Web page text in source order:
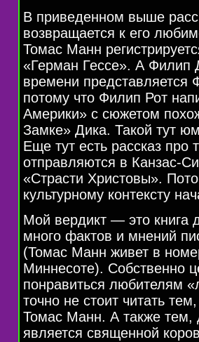
В приведенном выше
возвращается к его
Томас Манн
«Герман Гессе». А Филип
времени представляется
потому что Филип Рот
Америки» c cюжетом
Замке» Дика. Такой тут
Еще тут есть рассказ про
отправляются в Канзас-
«Cтрасти Христовы».
культурному контексту
Мой вердикт — это книга
много фактов и мнений
(Томас Манн живет в
Миннесоте). Собственно
понравиться любителям
точно не стоит читать
Томас Манн. А также тем,
является священной